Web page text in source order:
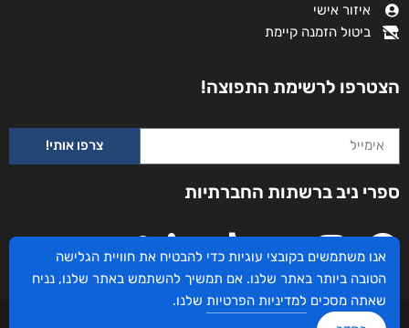
איזור אישי
ביטול הזמנה קיימת
הצטרפו לרשימת התפוצה!
צרפו אותי!
ספרי ניב ברשתות החברתיות
עיצוב ובניית האתר: ספרי ניב © כל הזכויות שמורות. בוקסאי טכנולוגיות בע"מ שד אבא
אנו משתמשים בקובצי עוגיות כדי להבטיח את חוויית הגלישה
הטובה ביותר באתר שלנו. אם תמשיך להשתמש באתר שלנו, נניח
שאתה מסכים למדיניות הפרטיות שלנו.